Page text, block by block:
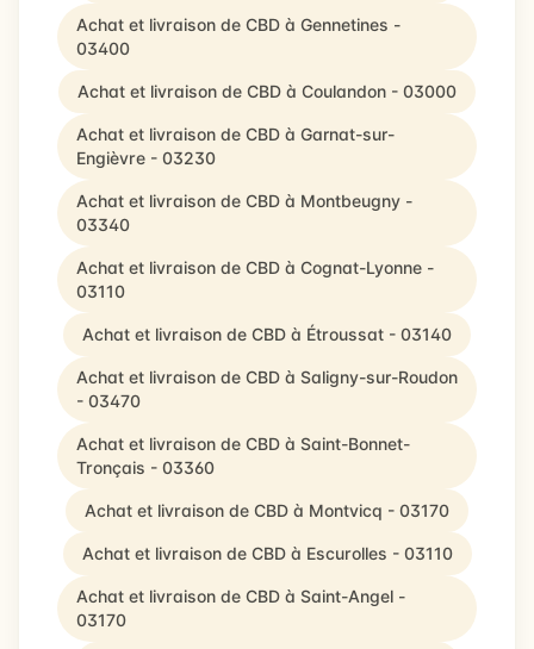
Achat et livraison de CBD à Gennetines -
03400
Achat et livraison de CBD à Coulandon - 03000
Achat et livraison de CBD à Garnat-sur-
Engièvre - 03230
Achat et livraison de CBD à Montbeugny -
03340
Achat et livraison de CBD à Cognat-Lyonne -
03110
Achat et livraison de CBD à Étroussat - 03140
Achat et livraison de CBD à Saligny-sur-Roudon
- 03470
Achat et livraison de CBD à Saint-Bonnet-
Tronçais - 03360
Achat et livraison de CBD à Montvicq - 03170
Achat et livraison de CBD à Escurolles - 03110
Achat et livraison de CBD à Saint-Angel -
03170